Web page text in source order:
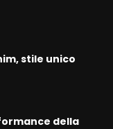
stile unico
della